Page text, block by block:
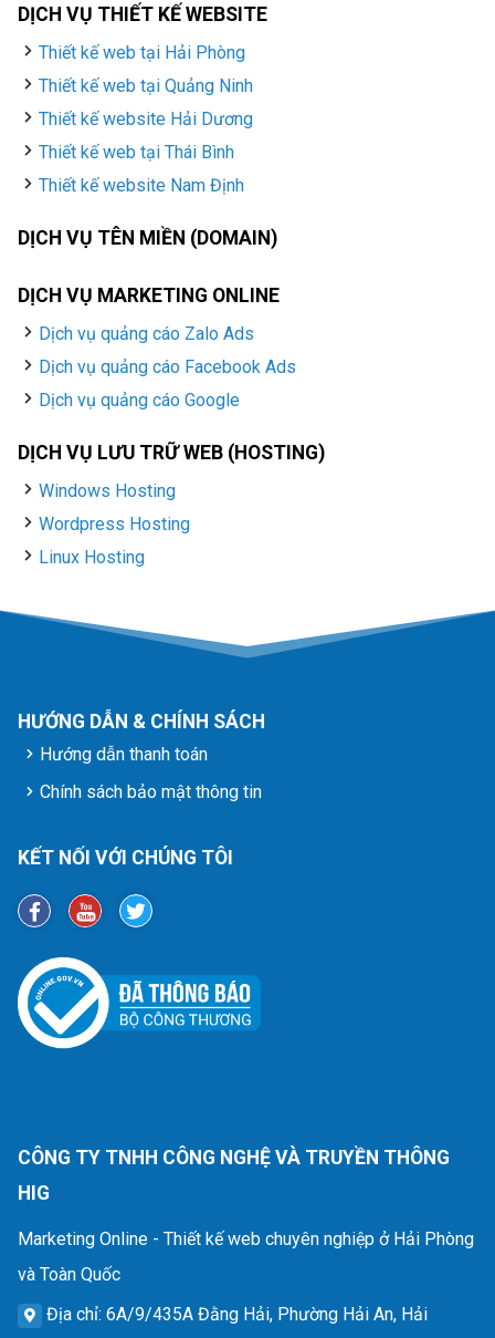
lại khách hàng và hiệu
quả kinh doanh thấy rõ.
DỊCH VỤ THIẾT KẾ WEBSITE
Thiết kế web tại Hải Phòng
Thiết kế web tại Quảng Ninh
Thiết kế website Hải Dương
Thiết kế web tại Thái Bình
Thiết kế website Nam Định
DỊCH VỤ TÊN MIỀN (DOMAIN)
DỊCH VỤ MARKETING ONLINE
Dịch vụ quảng cáo Zalo Ads
Dịch vụ quảng cáo Facebook Ads
Dịch vụ quảng cáo Google
DỊCH VỤ LƯU TRỮ WEB (HOSTING)
Windows Hosting
Wordpress Hosting
Linux Hosting
HƯỚNG DẪN & CHÍNH SÁCH
Hướng dẫn thanh toán
Chính sách bảo mật thông tin
KẾT NỐI VỚI CHÚNG TÔI
CÔNG TY TNHH CÔNG NGHỆ VÀ TRUYỀN THÔNG
HIG
Marketing Online - Thiết kế web chuyên nghiệp ở Hải Phòng
và Toàn Quốc
Địa chỉ: 6A/9/435A Đằng Hải, Phường Hải An, Hải